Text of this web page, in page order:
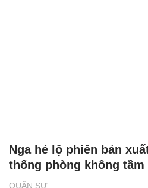
QUÂN SỰ
Nga hé lộ phiên bản
thống phòng không tầm